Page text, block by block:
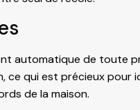
automatique de toute
ce qui est précieux pour
de la maison.